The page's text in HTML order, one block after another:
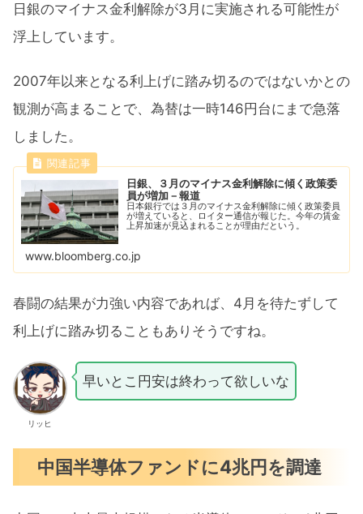
日銀のマイナス金利解除が3月に実施される可能性が
浮上しています。
2007年以来となる利上げに踏み切るのではないかとの
観測が高まることで、為替は一時146円台にまで急落
しました。
日銀、３月のマイナス金利解除に傾く政策委
員が増加－報道
日本銀行では３月のマイナス金利解除に傾く政策委員
が増えていると、ロイター通信が報じた。今年の賃金
上昇加速が見込まれることが理由だという。
www.bloomberg.co.jp
春闘の結果が力強い内容であれば、4月を待たずして
利上げに踏み切ることもありそうですね。
リッヒ
早いとこ円安は終わって欲しいな
中国半導体ファンドに4兆円を調達